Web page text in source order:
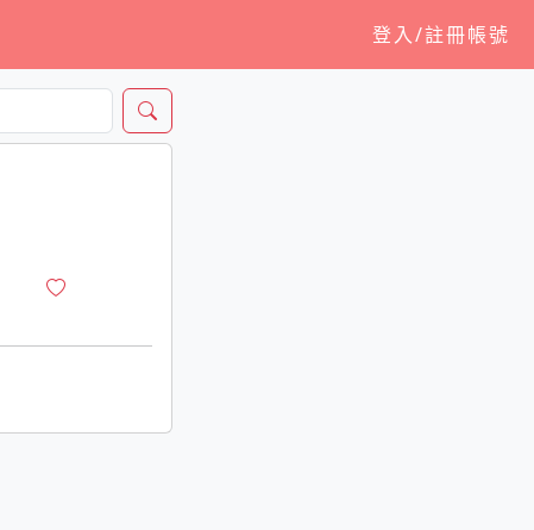
登入/註冊帳號